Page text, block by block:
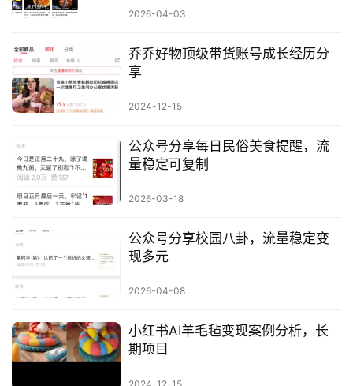
2026-04-03
乔乔好物顶级带货账号成长经历分
享
2024-12-15
公众号分享每日民俗美食提醒，流
量稳定可复制
2026-03-18
公众号分享校园八卦，流量稳定变
现多元
2026-04-08
小红书AI羊毛毡变现案例分析，长
期项目